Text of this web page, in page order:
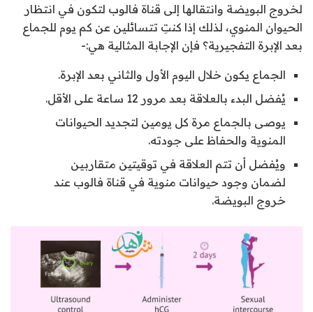
لخروج البويضة وانتقالها إلى قناة فالوب لتكون في انتظار
الحيوان المنوي، لذلك إذا كنتِ تتسائلين عن كم يوم للجماع
بعد الإبرة التفجيرية؟ فإن الإجابة المثالية هي:-
الجماع يكون خلال اليوم الأول والثاني بعد الإبرة.
يُفضل البدء بالعلاقة بعد مرور 12 ساعة على الأقل.
يوصى بالجماع مرة كل يومين لتجديد الحيوانات
المنوية والحفاظ على جودته.
ويُفضل أن تتم العلاقة في توقيتين متقاربين
لضمان وجود حيوانات منوية في قناة فالوب عند
خروج البويضة.